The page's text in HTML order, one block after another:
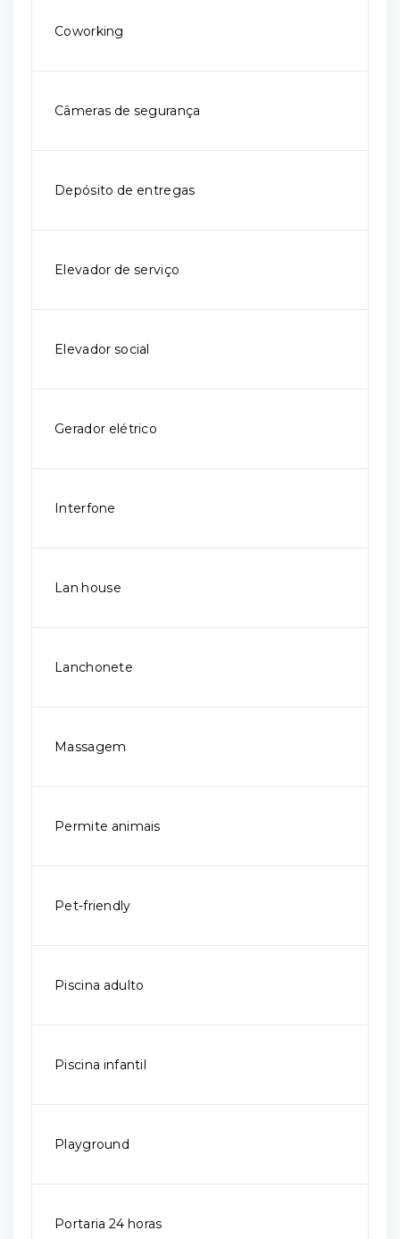
Coworking
Câmeras de segurança
Depósito de entregas
Elevador de serviço
Elevador social
Gerador elétrico
Interfone
Lan house
Lanchonete
Massagem
Permite animais
Pet-friendly
Piscina adulto
Piscina infantil
Playground
Portaria 24 horas